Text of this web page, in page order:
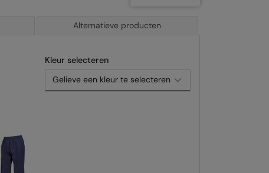
Alternatieve producten
Kleur selecteren